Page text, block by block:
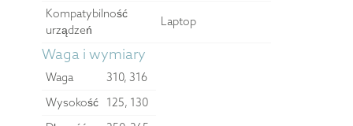
Kompatybilność
urządzeń
Laptop
Waga i wymiary
Waga
310, 316
Wysokość
125, 130